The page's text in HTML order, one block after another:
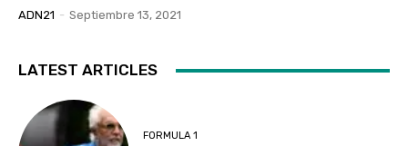
ADN21 - Septiembre 13, 2021
LATEST ARTICLES
FORMULA 1